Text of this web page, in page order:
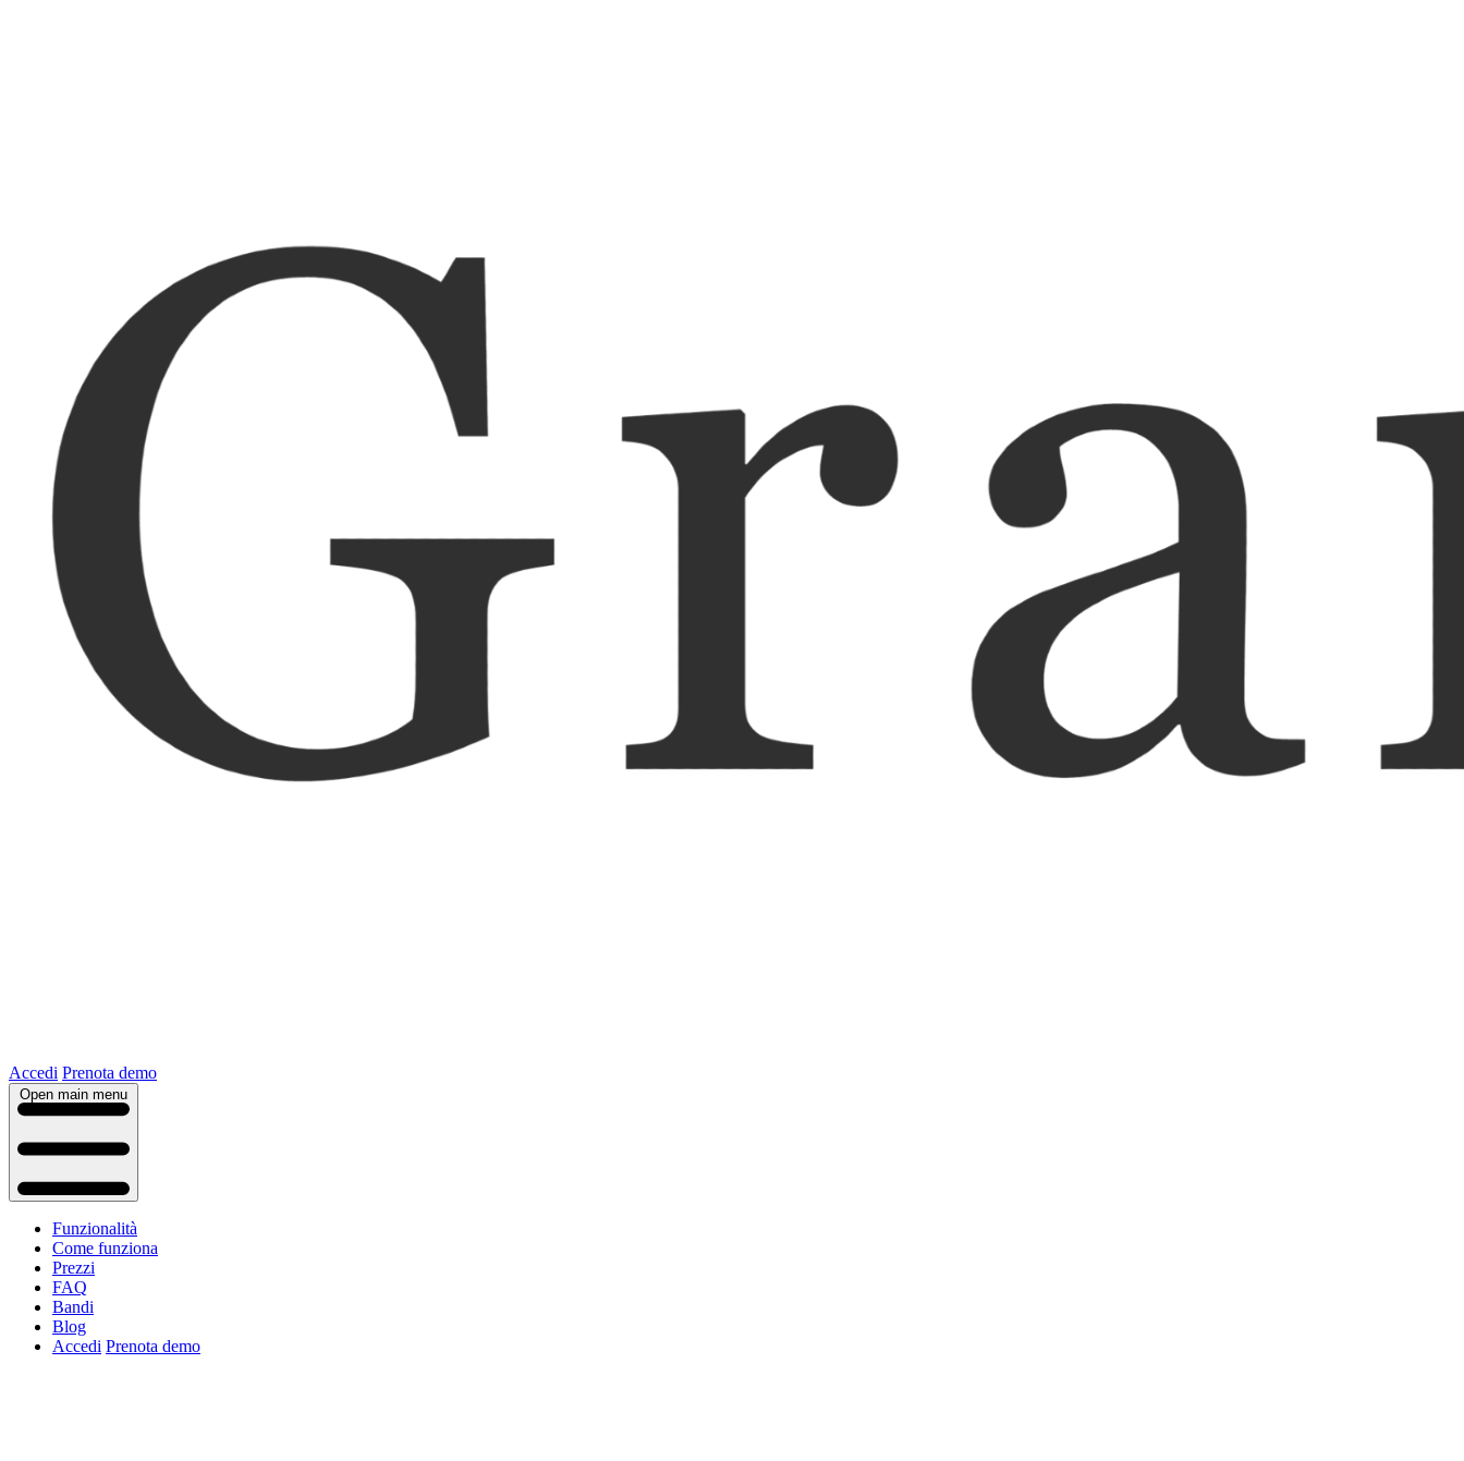
Accedi Prenota demo
Open main menu
Funzionalità
Come funziona
Prezzi
FAQ
Bandi
Blog
Accedi Prenota demo